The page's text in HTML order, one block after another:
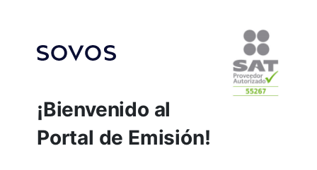
¡Bienvenido al
Portal de Emisión!